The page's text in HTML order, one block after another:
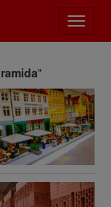
meniu
"